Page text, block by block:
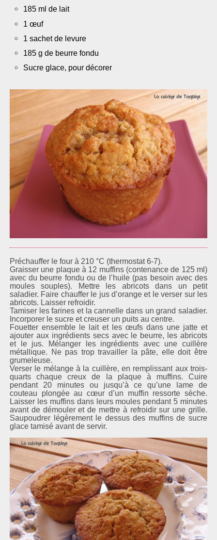
185 ml de lait
1 œuf
1 sachet de levure
185 g de beurre fondu
Sucre glace, pour décorer
Préchauffer le four à 210 °C (thermostat 6-7).
Graisser une plaque à 12 muffins (contenance de 125 ml)
avec du beurre fondu ou de l’huile (pas besoin avec des
moules souples). Mettre les abricots dans un petit
saladier. Faire chauffer le jus d’orange et le verser sur les
abricots. Laisser refroidir.
Tamiser les farines et la cannelle dans un grand saladier.
Incorporer le sucre et creuser un puits au centre.
Fouetter ensemble le lait et les œufs dans une jatte et
ajouter aux ingrédients secs avec le beurre, les abricots
et le jus. Mélanger les ingrédients avec une cuillère
métallique. Ne pas trop travailler la pâte, elle doit être
grumeleuse.
Verser le mélange à la cuillère, en remplissant aux trois-
quarts chaque creux de la plaque à muffins. Cuire
pendant 20 minutes ou jusqu’à ce qu’une lame de
couteau plongée au cœur d’un muffin ressorte sèche.
Laisser les muffins dans leurs moules pendant 5 minutes
avant de démouler et de mettre à refroidir sur une grille.
Saupoudrer légèrement le dessus des muffins de sucre
glace tamisé avant de servir.